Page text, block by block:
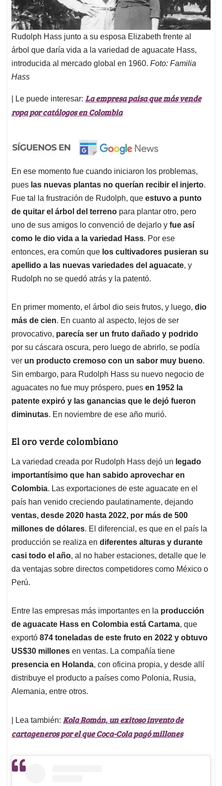
Rudolph Hass junto a su esposa Elizabeth frente al
árbol que daría vida a la variedad de aguacate Hass,
introducida al mercado global en 1960. Foto: Familia
Hass
| Le puede interesar: La empresa paisa que más vende
ropa por catálogos en Colombia
En ese momento fue cuando iniciaron los problemas,
pues las nuevas plantas no querían recibir el injerto.
Fue tal la frustración de Rudolph, que estuvo a punto
de quitar el árbol del terreno para plantar otro, pero
uno de sus amigos lo convenció de dejarlo y fue así
como le dio vida a la variedad Hass. Por ese
entonces, era común que los cultivadores pusieran su
apellido a las nuevas variedades del aguacate, y
Rudolph no se quedó atrás y la patentó.
En primer momento, el árbol dio seis frutos, y luego, dio
más de cien. En cuanto al aspecto, lejos de ser
provocativo, parecía ser un fruto dañado y podrido
por su cáscara oscura, pero luego de abrirlo, se podía
ver un producto cremoso con un sabor muy bueno.
Sin embargo, para Rudolph Hass su nuevo negocio de
aguacates no fue muy próspero, pues en 1952 la
patente expiró y las ganancias que le dejó fueron
diminutas. En noviembre de ese año murió.
El oro verde colombiano
La variedad creada por Rudolph Hass dejó un legado
importantísimo que han sabido aprovechar en
Colombia. Las exportaciones de este aguacate en el
país han venido creciendo paulatinamente, dejando
ventas, desde 2020 hasta 2022, por más de 500
millones de dólares. El diferencial, es que en el país la
producción se realiza en diferentes alturas y durante
casi todo el año, al no haber estaciones, detalle que le
da ventajas sobre directos competidores como México o
Perú.
Entre las empresas más importantes en la producción
de aguacate Hass en Colombia está Cartama, que
exportó 874 toneladas de este fruto en 2022 y obtuvo
US$30 millones en ventas. La compañía tiene
presencia en Holanda, con oficina propia, y desde allí
distribuye el producto a países como Polonia, Rusia,
Alemania, entre otros.
| Lea también: Kola Román, un exitoso invento de
cartageneros por el que Coca-Cola pagó millones